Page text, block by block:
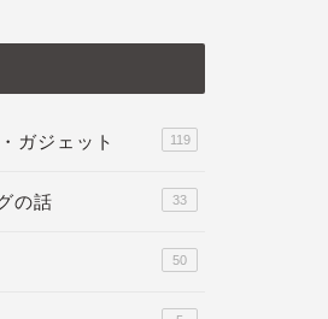
ガジェット 119
の話 33
50